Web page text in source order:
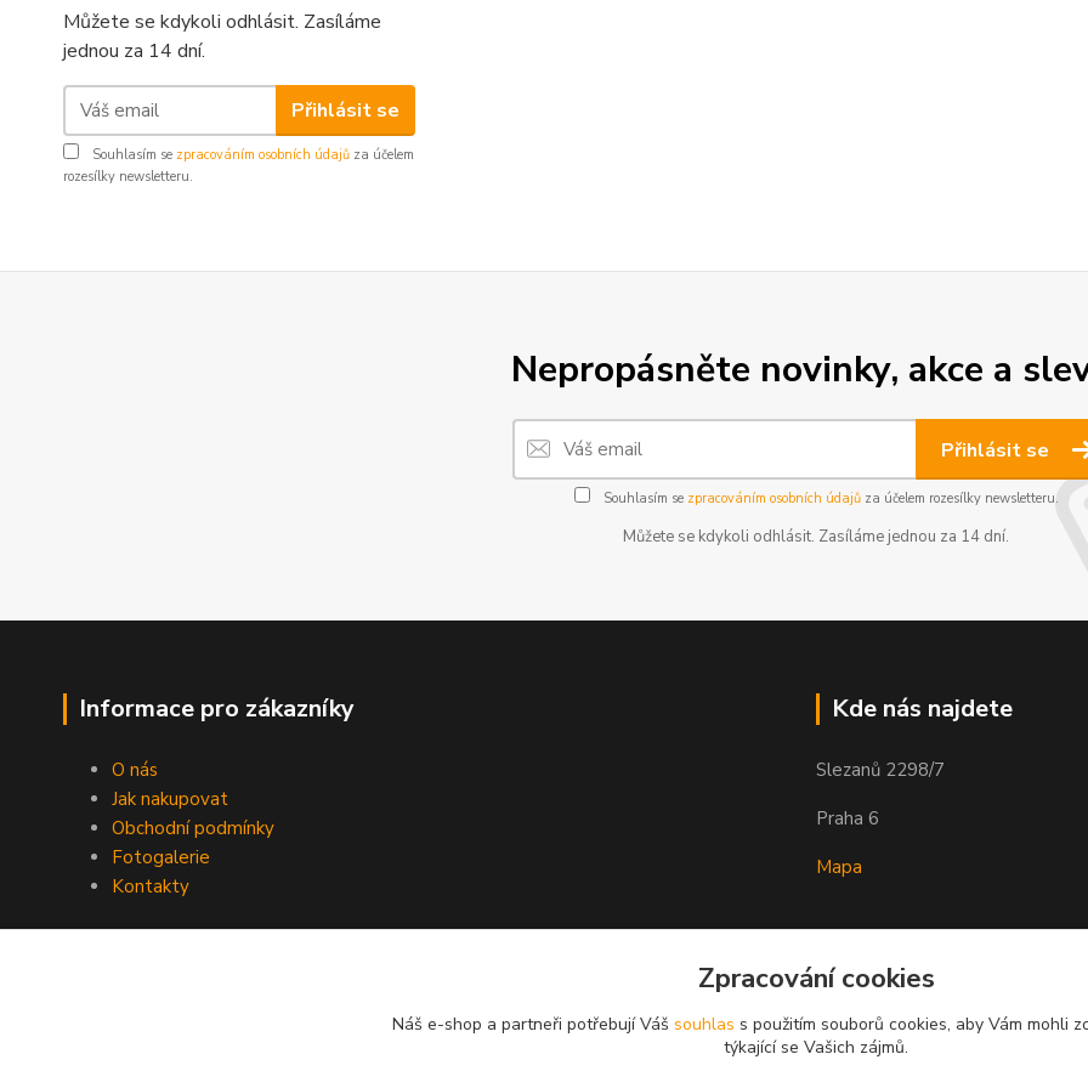
Můžete se kdykoli odhlásit. Zasíláme
jednou za 14 dní.
Přihlásit se
Souhlasím se zpracováním osobních údajů za účelem
rozesílky newsletteru.
Nepropásněte novinky, akce a
Přihlásit se
Souhlasím se zpracováním osobních údajůza účelem rozesílky newsletteru.
Můžete se kdykoli odhlásit. Zasíláme jednou za 14 dní.
Informace pro zákazníky
O nás
Jak nakupovat
Obchodní podmínky
Fotogalerie
Kontakty
Kde nás najdete
Slezanů 2298/7
Praha 6
Mapa
Zpracování cookies
Náš e-shop a partneři potřebují Váš souhlas s použitím souborů cookies, aby Vám mohli
týkající se Vašich zájmů.